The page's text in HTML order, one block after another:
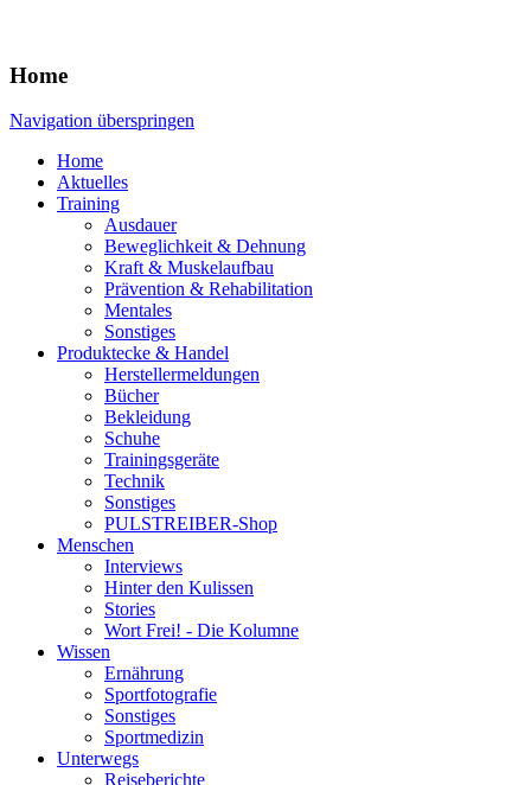
Home
Navigation überspringen
Home
Aktuelles
Training
Ausdauer
Beweglichkeit & Dehnung
Kraft & Muskelaufbau
Prävention & Rehabilitation
Mentales
Sonstiges
Produktecke & Handel
Herstellermeldungen
Bücher
Bekleidung
Schuhe
Trainingsgeräte
Technik
Sonstiges
PULSTREIBER-Shop
Menschen
Interviews
Hinter den Kulissen
Stories
Wort Frei! - Die Kolumne
Wissen
Ernährung
Sportfotografie
Sonstiges
Sportmedizin
Unterwegs
Reiseberichte